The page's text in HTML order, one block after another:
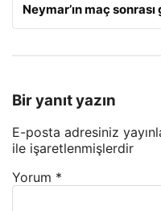
Neymar’ın maç
Bir yanıt yazın
E-posta adresiniz
ile işaretlenmişlerdir
Yorum *